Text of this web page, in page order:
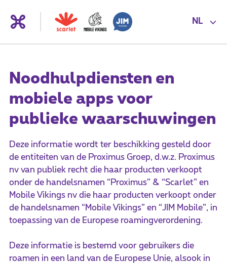
NL
Noodhulpdiensten en
mobiele apps voor
publieke waarschuwingen
Deze informatie wordt ter beschikking gesteld door
de entiteiten van de Proximus Groep, d.w.z. Proximus
nv van publiek recht die haar producten verkoopt
onder de handelsnamen “Proximus” & “Scarlet” en
Mobile Vikings nv die haar producten verkoopt onder
de handelsnamen “Mobile Vikings” en “JIM Mobile”, in
toepassing van de Europese roamingverordening.
Deze informatie is bestemd voor gebruikers die
roamen in een land van de Europese Unie, alsook in